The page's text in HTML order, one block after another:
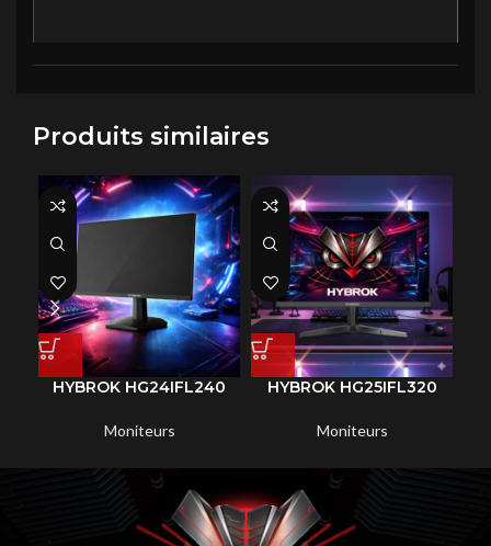
Produits similaires
HYBROK HG24IFL240
Moniteurs
HYBROK HG25IFL320
Moniteurs